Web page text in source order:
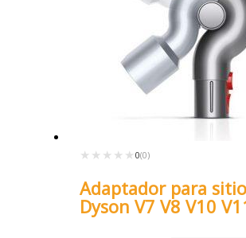
★★★★★
★★★★★ 0(0)
Adaptador para
Dyson V7 V8 V10